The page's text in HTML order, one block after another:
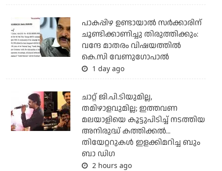
പാകപ്പിഴ ഉണ്ടായാല്‍ സര്‍ക്കാരിന്
ചൂണ്ടിക്കാണിച്ചു തിരുത്തിക്കും:
വന്ദേ മാതരം വിഷയത്തില്‍
കെ.സി വേണുഗോപാല്‍
1 day ago
ചാറ്റ് ജി.പി.ടിയുമില്ല,
തമിഴാളവുമില്ല; ഇത്തവണ
മലയാളിയെ കൂട്ടുപിടിച്ച് നടത്തിയ
അനിരുദ്ധ് കത്തിക്കല്‍...
തിയേറ്ററുകള്‍ ഇളക്കിമറിച്ച ബും
ബാ ഡിഗ
2 hours ago